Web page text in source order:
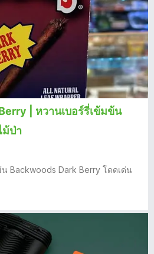
| หวานเบอร์รี่เข้มข้น
ป่า
Backwoods Dark Berry โดดเด่น